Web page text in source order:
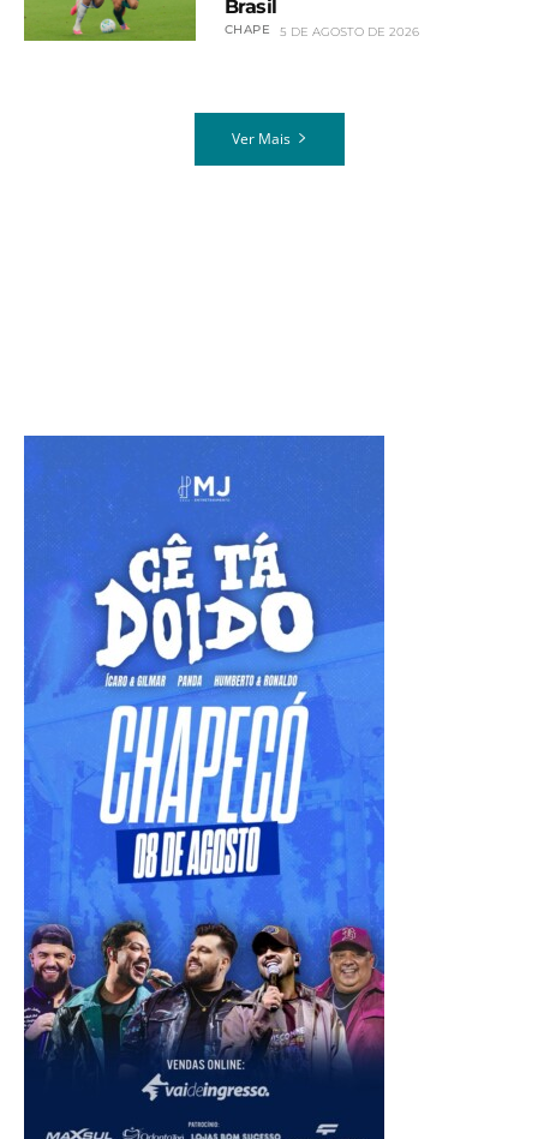
Brasil
CHAPE 5 DE AGOSTO DE 2026
Ver Mais